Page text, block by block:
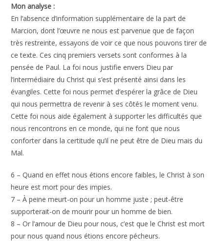
Mon analyse :
En l’absence d’information supplémentaire de la part de
Marcion, dont l’œuvre ne nous est parvenue que de façon
très restreinte, essayons de voir ce que nous pouvons tirer de
ce texte. Ces cinq premiers versets sont conformes à la
pensée de Paul. La foi nous justifie envers Dieu par
l’intermédiaire du Christ qui s’est présenté ainsi dans les
évangiles. Cette foi nous permet d’espérer la grâce de Dieu
qui nous permettra de revenir à ses côtés le moment venu.
Cette foi nous aide également à supporter les difficultés que
nous rencontrons en ce monde, qui ne font que nous
conforter dans la certitude qu’il ne peut être de Dieu mais du
Mal.
6 – Quand en effet nous étions encore faibles, le Christ à son
heure est mort pour des impies.
7 – À peine meurt-on pour un homme juste ; peut-être
supporterait-on de mourir pour un homme de bien.
8 – Or l’amour de Dieu pour nous, c’est que le Christ est mort
pour nous quand nous étions encore pécheurs.